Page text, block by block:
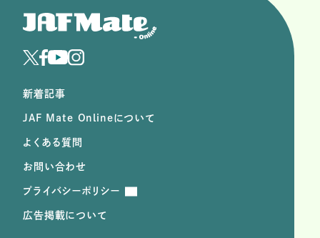
新着記事
JAF Mate Onlineについて
よくある質問
お問い合わせ
プライバシーポリシー
広告掲載について